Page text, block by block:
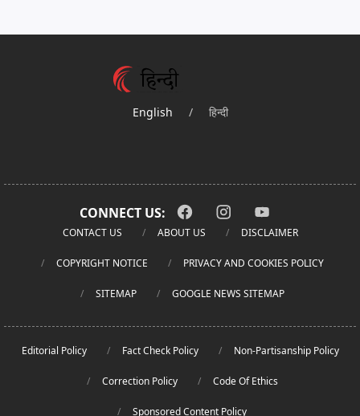
English / हिन्दी
CONNECT US:
CONTACT US ABOUT US DISCLAIMER
COPYRIGHT NOTICE PRIVACY AND COOKIES POLICY
SITEMAP GOOGLE NEWS SITEMAP
Editorial Policy Fact Check Policy Non-Partisanship Policy
Correction Policy Code Of Ethics
Sponsored Content Policy